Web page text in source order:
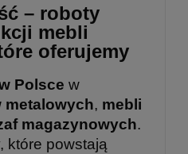
– roboty
mebli
oferujemy
Polsce w
metalowych, mebli
magazynowych.
które powstają